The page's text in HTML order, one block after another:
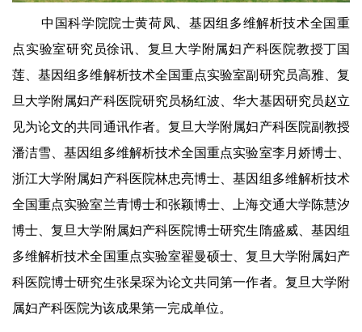
中国科学院院士黄荷凤、基因组多维解析技术全国重
点实验室研究员徐讯、复旦大学附属妇产科医院教授丁国
莲、基因组多维解析技术全国重点实验室副研究员高雅、复
旦大学附属妇产科医院研究员杨红波、华大基因研究员赵立
见为论文的共同通讯作者。复旦大学附属妇产科医院副教授
潘洁雪、基因组多维解析技术全国重点实验室李月娇博士、
浙江大学附属妇产科医院林忠亮博士、基因组多维解析技术
全国重点实验室兰青博士和张颖博士、上海交通大学陈慧汐
博士、复旦大学附属妇产科医院博士研究生隋盛威、基因组
多维解析技术全国重点实验室翟曼硕士、复旦大学附属妇产
科医院博士研究生张杲琛为论文共同第一作者。复旦大学附
属妇产科医院为该成果第一完成单位。